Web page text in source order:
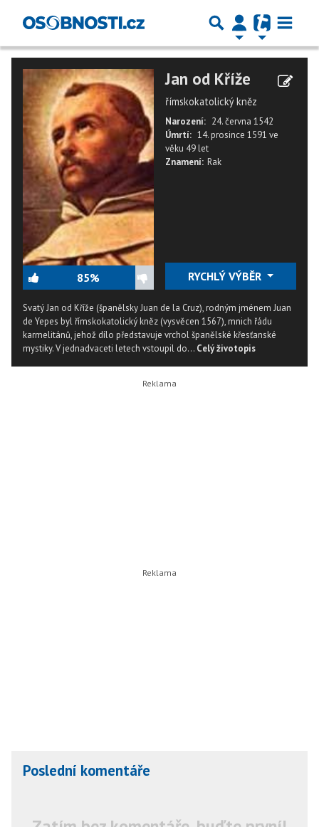
85%
Jan od Kříže
římskokatolický kněz
Narození: 24. června 1542
Úmrtí: 14. prosince 1591 ve
věku 49 let
Znamení: Rak
RYCHLÝ VÝBĚR
Svatý Jan od Kříže (španělsky Juan de la Cruz), rodným jménem Juan
de Yepes byl římskokatolický kněz (vysvěcen 1567), mnich řádu
karmelitánů, jehož dílo představuje vrchol španělské křesťanské
mystiky. V jednadvaceti letech vstoupil do... Celý životopis
Poslední komentáře